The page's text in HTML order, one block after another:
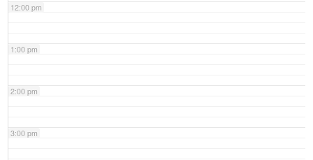
12:00 pm
1:00 pm
2:00 pm
3:00 pm